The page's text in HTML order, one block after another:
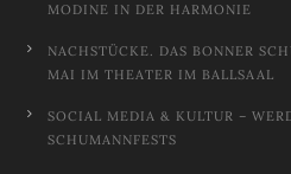
ODINE IN DER HARMONIE
NACHSTÜCKE. DAS BONNER
MAI IM THEATER IM BALLSAAL
SOCIAL MEDIA & KULTUR –
SCHUMANNFESTS